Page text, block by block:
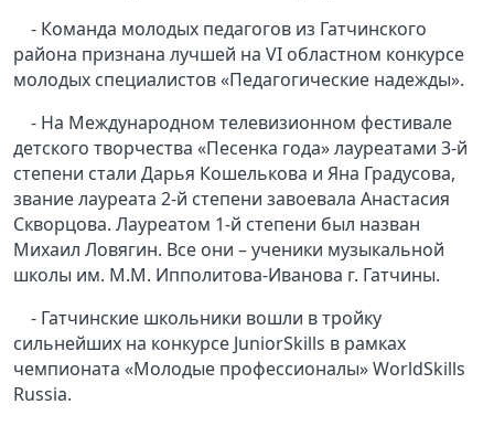
- Команда молодых педагогов из Гатчинского
района признана лучшей на VI областном конкурсе
молодых специалистов «Педагогические надежды».
- На Международном телевизионном фестивале
детского творчества «Песенка года» лауреатами 3-й
степени стали Дарья Кошелькова и Яна Градусова,
звание лауреата 2-й степени завоевала Анастасия
Скворцова. Лауреатом 1-й степени был назван
Михаил Ловягин. Все они – ученики музыкальной
школы им. М.М. Ипполитова-Иванова г. Гатчины.
- Гатчинские школьники вошли в тройку
сильнейших на конкурсе JuniorSkills в рамках
чемпионата «Молодые профессионалы» WorldSkills
Russia.